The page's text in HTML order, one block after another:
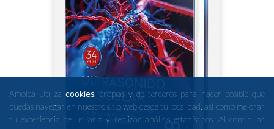
Amolca Utilizacookies propias y de terceros para hacer posible que
puedas navegar en nuestro sitio web desde tu localidad, así como mejorar
tu experiencia de usuario y realizar análisis estadísticos. Al continuar